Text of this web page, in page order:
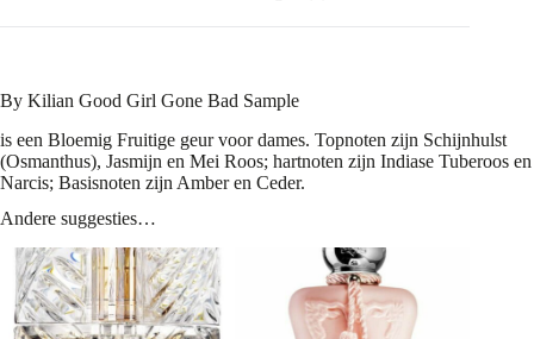
By Kilian Good Girl Gone Bad Sample
is een Bloemig Fruitige geur voor dames. Topnoten zijn Schijnhulst
(Osmanthus), Jasmijn en Mei Roos; hartnoten zijn Indiase Tuberoos en
Narcis; Basisnoten zijn Amber en Ceder.
Andere suggesties…